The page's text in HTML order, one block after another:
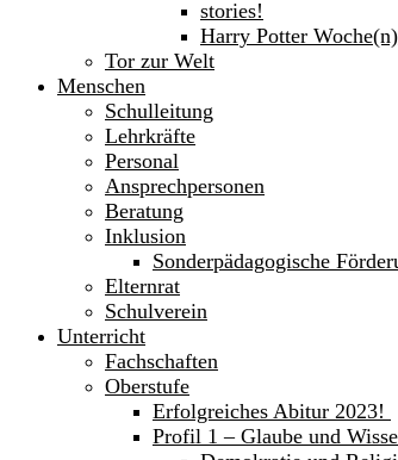
stories!
Harry Potter
Tor zur Welt
Menschen
Schulleitung
Lehrkräfte
Personal
Ansprechpersonen
Beratung
Inklusion
Sonderpädagogische
Elternrat
Schulverein
Unterricht
Fachschaften
Oberstufe
Erfolgreiches Abitur 2023!
Profil 1 – Glaube und